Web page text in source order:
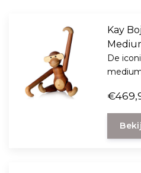
Kay
De
voor